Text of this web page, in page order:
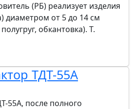
(РБ) реализует изделия
диаметром от 5 до 14 см
обкантовка). Т.
ТДТ-55А
55А, после полного